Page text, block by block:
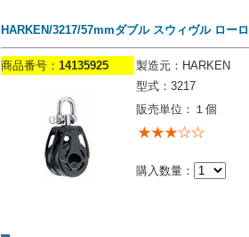
HARKEN/3217/57mmダブル スウィヴル ロー
商品番号： 14135925
製造元：HARKEN
型式：3217
販売単位：１個
購入数量：